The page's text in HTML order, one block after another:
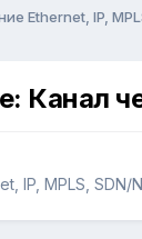
Ethernet, IP,
Канал
IP, MPLS, SDN/